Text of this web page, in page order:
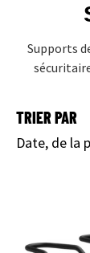
Supports
TRIER PAR
Date, de la